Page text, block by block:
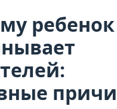
ребенок